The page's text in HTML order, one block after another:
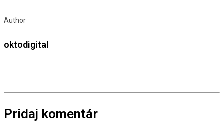
Author
oktodigital
Pridaj komentár